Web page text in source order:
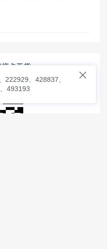
卡干货

222929、428837、
493193